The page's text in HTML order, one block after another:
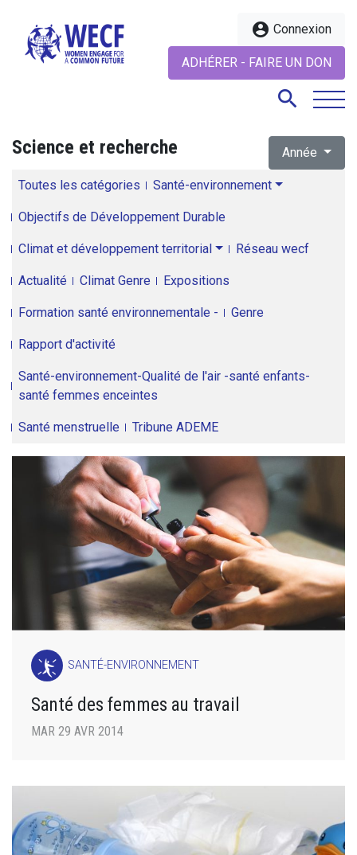
account_circle Connexion
ADHÉRER - FAIRE UN DON
search
Science et recherche Année
Toutes les catégories Santé-environnement
Objectifs de Développement Durable
Climat et développement territorial Réseau wecf
Actualité Climat Genre Expositions
Formation santé environnementale - Genre
Rapport d'activité
Santé-environnement-Qualité de l'air -santé enfants-
santé femmes enceintes
Santé menstruelle Tribune ADEME
SANTÉ-ENVIRONNEMENT
Santé des femmes au travail
MAR 29 AVR 2014